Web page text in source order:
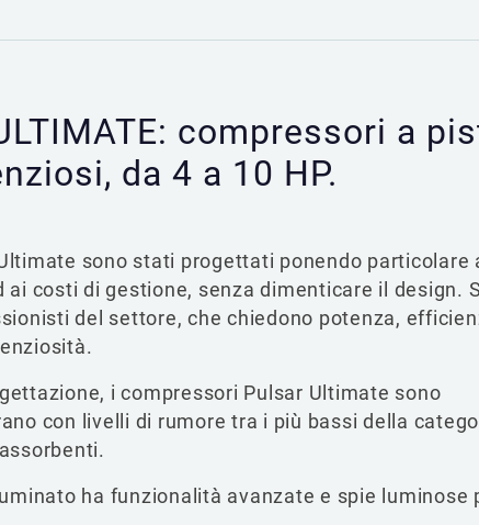
compressori a
da 4 a 10 HP.
sono stati progettati ponendo particolare
costi di gestione, senza dimenticare il design.
del settore, che chiedono potenza,
i compressori Pulsar Ultimate sono
con livelli di rumore tra i più bassi della
ha funzionalità avanzate e spie luminose